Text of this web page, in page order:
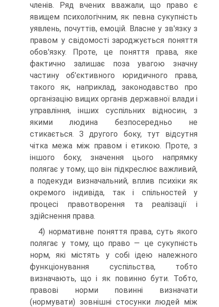
членів. Ряд вчених вважали, що право є
явищем психологічним, як певна сукупність
уявлень, почуттів, емоцій. Власне у зв'язку з
правом у свідомості зароджується поняття
обов'язку. Проте, це поняття права, яке
фактично залишає поза увагою значну
частину об’єктивного юридичного права,
такого як, наприклад, законодавство про
організацію вищих органів державної влади і
управління, інших суспільних відносин, з
якими людина безпосередньо не
стикається. З другого боку, тут відсутня
чітка межа між правом і етикою. Проте, з
іншого боку, значення цього напрямку
полягає у тому, що він підкреслює важливий,
а подекуди визначальний, вплив психіки як
окремого індивіда, так і спільностей у
процесі правотворення та реалізації і
здійснення права.
4) нормативне поняття права, суть якого
полягає у тому, що право — це сукупність
норм, які містять у собі ідею належного
функціонування суспільства, тобто
визначають, що і як повинно бути. Тобто,
правові норми повинні визначати
(нормувати) зовнішні стосунки людей між